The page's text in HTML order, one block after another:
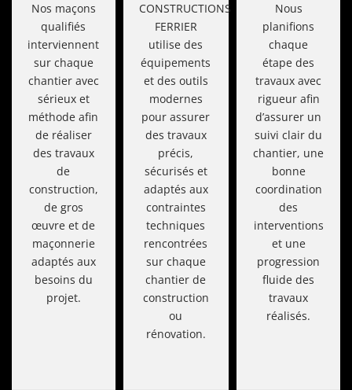
Nos maçons
qualifiés
interviennent
sur chaque
chantier avec
sérieux et
méthode afin
de réaliser
des travaux
de
construction,
de gros
œuvre et de
maçonnerie
adaptés aux
besoins du
projet.
CONSTRUCTIONS
FERRIER
utilise des
équipements
et des outils
modernes
pour assurer
des travaux
précis,
sécurisés et
adaptés aux
contraintes
techniques
rencontrées
sur chaque
chantier de
construction
ou
rénovation.
Nous
planifions
chaque
étape des
travaux avec
rigueur afin
d’assurer un
suivi clair du
chantier, une
bonne
coordination
des
interventions
et une
progression
fluide des
travaux
réalisés.